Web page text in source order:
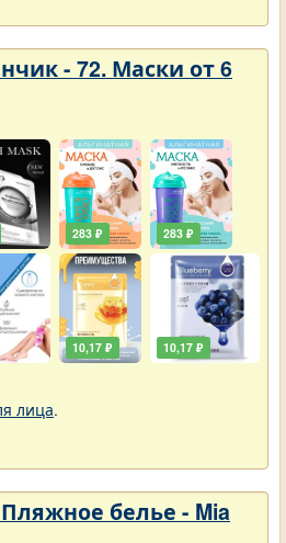
- 72. Маски от 6
283 ₽
10,17 ₽
283 ₽
10,17 ₽
лица.
Пляжное белье - Mia